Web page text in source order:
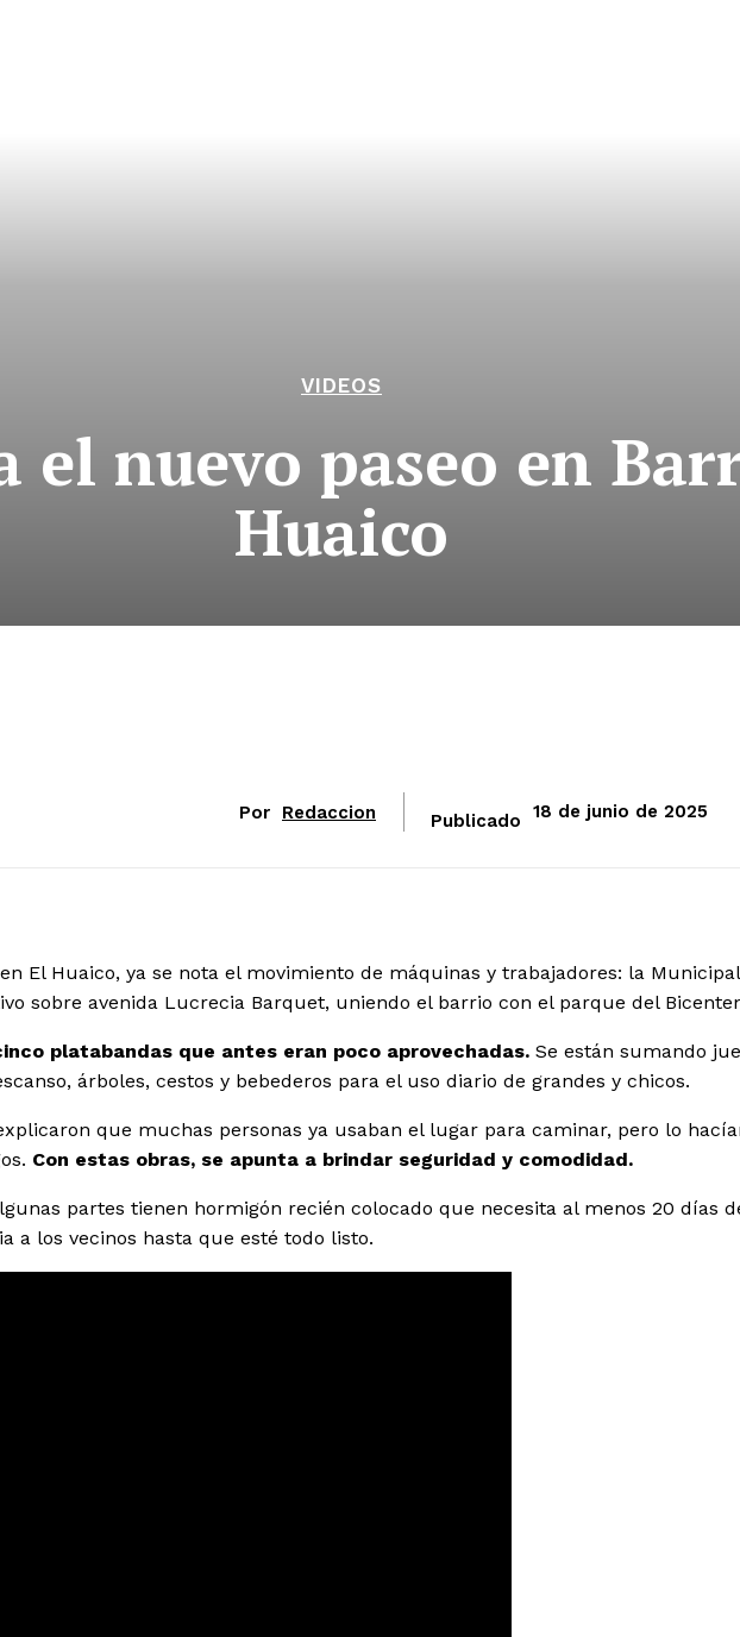
VIDEOS
el nuevo paseo en
Huaico
Por Redaccion Publicado 18 de junio de 2025
El Huaico, ya se nota el movimiento de máquinas y trabajadores: la
sobre avenida Lucrecia Barquet, uniendo el barrio con el parque del
platabandas que antes eran poco aprovechadas. Se están sumando
árboles, cestos y bebederos para el uso diario de grandes y chicos.
que muchas personas ya usaban el lugar para caminar, pero lo
Con estas obras, se apunta a brindar seguridad y comodidad.
partes tienen hormigón recién colocado que necesita al menos 20 días
a los vecinos hasta que esté todo listo.